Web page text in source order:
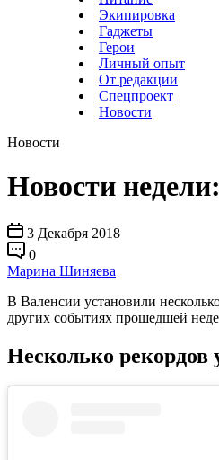
Экипировка
Гаджеты
Герои
Личный опыт
От редакции
Спецпроект
Новости
Новости
Новости
3 Декабря 2018
0
Марина Шиняева
В Валенсии установили
других событиях прошедшей
Несколько рекордов